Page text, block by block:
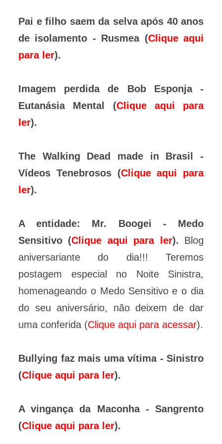
Pai e filho saem da selva após 40 anos
de isolamento - Rusmea (Clique aqui
para ler).
Imagem perdida de Bob Esponja -
Eutanásia Mental (Clique aqui para
ler).
The Walking Dead made in Brasil -
Vídeos Tenebrosos (Clique aqui para
ler).
A entidade: Mr. Boogei - Medo
Sensitivo (Clique aqui para ler). Blog
aniversariante do dia!!! Teremos
postagem especial no Noite Sinistra,
homenageando o Medo Sensitivo e o dia
do seu aniversário, não deixem de dar
uma conferida (Clique aqui para acessar).
Bullying faz mais uma vítima - Sinistro
(Clique aqui para ler).
A vingança da Maconha - Sangrento
(Clique aqui para ler).